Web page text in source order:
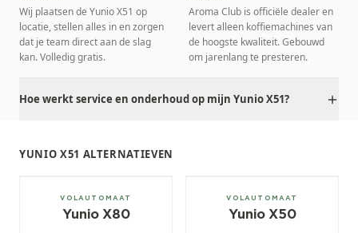
Wij plaatsen de Yunio X51 op
locatie, stellen alles in en zorgen
dat je team direct aan de slag
kan. Volledig gratis.
Aroma Club is officiële dealer en
levert alleen koffiemachines van
de hoogste kwaliteit. Gebouwd
om jarenlang te presteren.
Hoe werkt service en onderhoud op mijn Yunio X51?
YUNIO X51 ALTERNATIEVEN
± 10/dag
VOLAUTOMAAT
Yunio X80
± 70/dag
VOLAUTOMAAT
Yunio X50